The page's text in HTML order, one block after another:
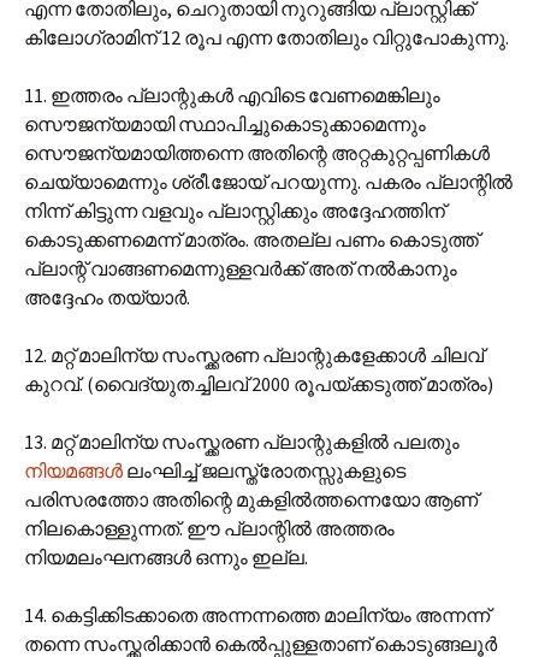
എന്ന തോതിലും, ചെറുതായി നുറുങ്ങിയ പ്ലാസ്റ്റിക്ക്
കിലോഗ്രാമിന് 12 രൂപ എന്ന തോതിലും വിറ്റുപോകുന്നു.
11. ഇത്തരം പ്ലാന്റുകൾ എവിടെ വേണമെങ്കിലും
സൌജന്യമായി സ്ഥാപിച്ചുകൊടുക്കാമെന്നും
സൌജന്യമായിത്തന്നെ അതിന്റെ അറ്റകുറ്റപ്പണികൾ
ചെയ്യാമെന്നും ശ്രീ.ജോയ് പറയുന്നു. പകരം പ്ലാന്റിൽ
നിന്ന് കിട്ടുന്ന വളവും പ്ലാസ്റ്റിക്കും അദ്ദേഹത്തിന്
കൊടുക്കണമെന്ന് മാത്രം. അതല്ല പണം കൊടുത്ത്
പ്ലാന്റ് വാങ്ങണമെന്നുള്ളവർക്ക് അത് നൽകാനും
അദ്ദേഹം തയ്യാർ.
12. മറ്റ് മാലിന്യ സംസ്ക്കരണ പ്ലാന്റുകളേക്കാൾ ചിലവ്
കുറവ്. (വൈദ്യുതച്ചിലവ് 2000 രൂപയ്ക്കടുത്ത് മാത്രം)
13. മറ്റ് മാലിന്യ സംസ്ക്കരണ പ്ലാന്റുകളിൽ പലതും
നിയമങ്ങൾ ലംഘിച്ച് ജലസ്ത്രോതസ്സുകളുടെ
പരിസരത്തോ അതിന്റെ മുകളിൽത്തന്നെയോ ആണ്
നിലകൊള്ളുന്നത്. ഈ പ്ലാന്റിൽ അത്തരം
നിയമലംഘനങ്ങൾ ഒന്നും ഇല്ല.
14. കെട്ടിക്കിടക്കാതെ അന്നന്നത്തെ മാലിന്യം അന്നന്ന്
തന്നെ സംസ്ക്കരിക്കാൻ കെൽ‌പ്പുള്ളതാണ് കൊടുങ്ങലൂർ